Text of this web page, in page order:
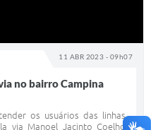
11 ABR 2023 - 09h07
no bairro Campina
os usuários das linhas
via Manoel Jacinto Coelho